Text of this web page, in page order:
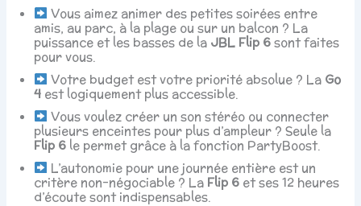
Vous aimez animer des petites soirées entre
amis, au parc, à la plage ou sur un balcon ? La
puissance et les basses de la JBL Flip 6sont faites
pour vous.
Votre budget est votre priorité absolue ? La Go
4 est logiquement plus accessible.
Vous voulez créer un son stéréo ou connecter
plusieurs enceintes pour plus d’ampleur ? Seule la
Flip 6 le permet grâce à la fonction PartyBoost.
L’autonomie pour une journée entière est un
critère non-négociable ? La Flip 6 et ses 12 heures
d’écoute sont indispensables.